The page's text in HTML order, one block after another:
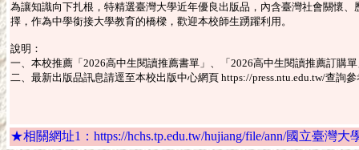
為讓知識向下扎根，特精選臺灣大學近年優良出版品，內含臺灣社會關懷
擇，作為中學銜接大學教育的橋樑，歡迎本校師生踴躍利用。
說明：
一、本校推薦「2026高中生閱讀推薦書單」、「2026高中生閱讀推薦訂購
二、最新出版品訊息請逕至本校出版中心網頁 https://press.ntu.edu.tw/查詢
★相關網址1：https://hchs.tp.edu.tw/hujiang/file/ann/國立臺灣